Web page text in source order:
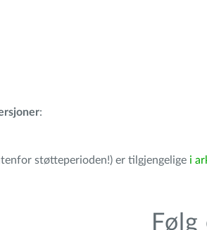
:
støtteperioden!) er tilgjengelige i
Følg